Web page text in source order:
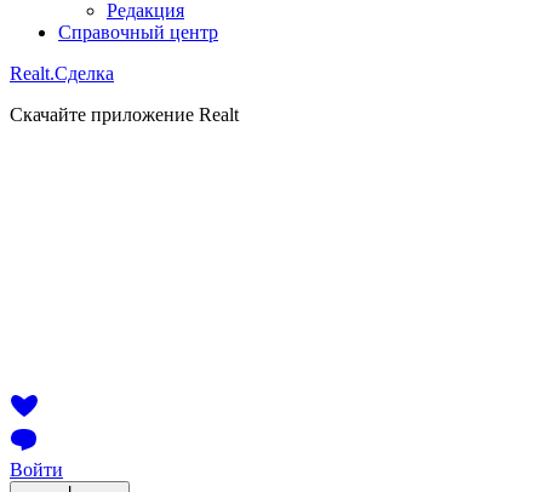
Редакция
Справочный центр
Realt.Сделка
Скачайте приложение Realt
Войти